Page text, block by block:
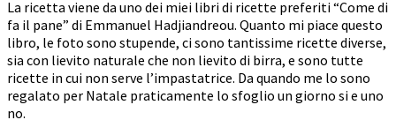
La ricetta viene da uno dei miei libri di ricette preferiti “Come di
fa il pane” di Emmanuel Hadjiandreou. Quanto mi piace questo
libro, le foto sono stupende, ci sono tantissime ricette diverse,
sia con lievito naturale che non lievito di birra, e sono tutte
ricette in cui non serve l’impastatrice. Da quando me lo sono
regalato per Natale praticamente lo sfoglio un giorno si e uno
no.